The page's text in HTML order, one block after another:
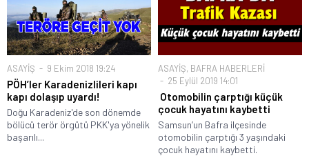
ASAYİŞ 9 Ekim 2018 19:24
PÖH’ler Karadenizlileri kapı
kapı dolaşıp uyardı!
Doğu Karadeniz'de son dönemde
bölücü terör örgütü PKK'ya yönelik
başarılı...
ASAYİŞ, BAFRA HABERLERİ
25 Eylül 2019 14:01
Otomobilin çarptığı küçük
çocuk hayatını kaybetti
Samsun’un Bafra ilçesinde
otomobilin çarptığı 3 yaşındaki
çocuk hayatını kaybetti.